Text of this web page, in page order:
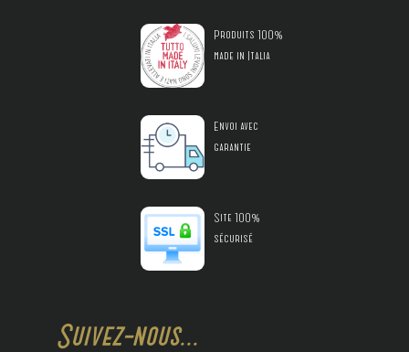
Produits 100%
made in Italia
Envoi avec
garantie
Site 100%
sécurisé
Suivez-nous...